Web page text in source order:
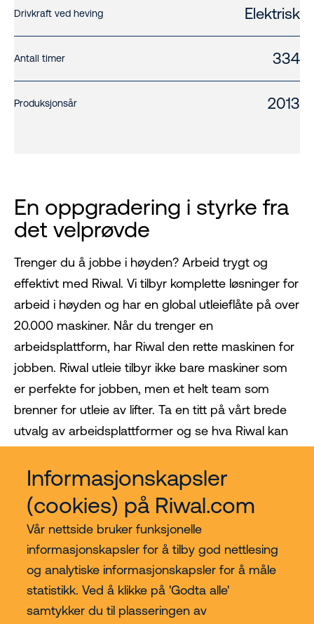
Informasjonskapsler
(cookies) på Riwal.com
Vår nettside bruker funksjonelle
informasjonskapsler for å tilby god nettlesing
og analytiske informasjonskapsler for å måle
statistikk. Ved å klikke på 'Godta alle'
samtykker du til plasseringen av
Drivkraft ved heving Elektrisk
Antall timer 334
Produksjonsår 2013
En oppgradering i styrke fra
det velprøvde
Trenger du å jobbe i høyden? Arbeid trygt og
effektivt med Riwal. Vi tilbyr komplette løsninger for
arbeid i høyden og har en global utleieflåte på over
20.000 maskiner. Når du trenger en
arbeidsplattform, har Riwal den rette maskinen for
jobben. Riwal utleie tilbyr ikke bare maskiner som
er perfekte for jobben, men et helt team som
brenner for utleie av lifter. Ta en titt på vårt brede
utvalg av arbeidsplattformer og se hva Riwal kan